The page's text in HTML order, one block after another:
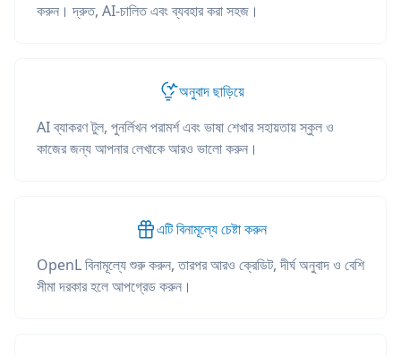
করুন। দ্রুত, AI-চালিত এবং ব্যবহার করা সহজ।
অনুবাদ ছাড়িয়ে
AI ব্যাকরণ টুল, পুনর্লিখন পরামর্শ এবং ভাষা শেখার সহায়তায় স্কুল ও
কাজের জন্য আপনার লেখাকে আরও ভালো করুন।
এটি বিনামূল্যে চেষ্টা করুন
OpenL বিনামূল্যে শুরু করুন, তারপর আরও ক্রেডিট, দীর্ঘ অনুবাদ ও বেশি
সীমা দরকার হলে আপগ্রেড করুন।